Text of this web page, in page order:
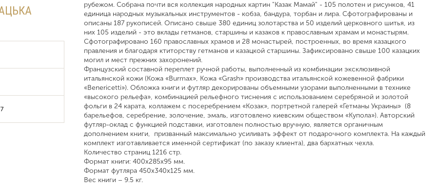
рубежом. Собрана почти вся коллекция народных картин "Казак Мамай" - 105 полотен и рисунков, 41
единица народных музыкальных инструментов - кобза, бандура, торбан и лира. Сфотографированы и
описаны 187 рукописей. Описано свыше 380 единиц золотарства и 50 изделий церковного шитья, из
них 105 изделий - это вклады гетманов, старшины и казаков к православным храмам и монастырям.
Сфотографировано 160 православных храмов и 28 монастырей, построенных, во время казацкого
правления и благодаря ктиторству гетманов и казацкой старшины. Зафиксировано свыше 100 казацких
могил и мест прежних захоронений.
Французский составной переплет ручной работы, выполненный из комбинации эксклюзивной
итальянской кожи (Кожа «Burmax», Кожа «Grash» производства итальянской кожевенной фабрики
«Benericetti»). Обложка книги и футляр декорированы объемными узорами выполненными в технике
«высокого рельефа», комбинацией рельефного тиснения с использованием серебряной и золотой
фольги в 24 карата, коллажем с посеребрением «Козак», портретной галерей «Гетманы Украины» (8
барельефов, серебрение, золочение, эмаль, изготовлено киевским обществом «Купола»). Авторский
футляр-оклад с функцией подставки, изготовлен полностью вручную, является органичным
дополнением книги, призванный максимально усиливать эффект от подарочного комплекта. На каждый
комплект изготавливается именной сертификат (по заказу клиента), два бархатных чехла.
Количество страниц 1216 стр.
Формат книги: 400х285х95 мм.
Формат футляра 450х340х125 мм.
Вес книги – 9.5 кг.